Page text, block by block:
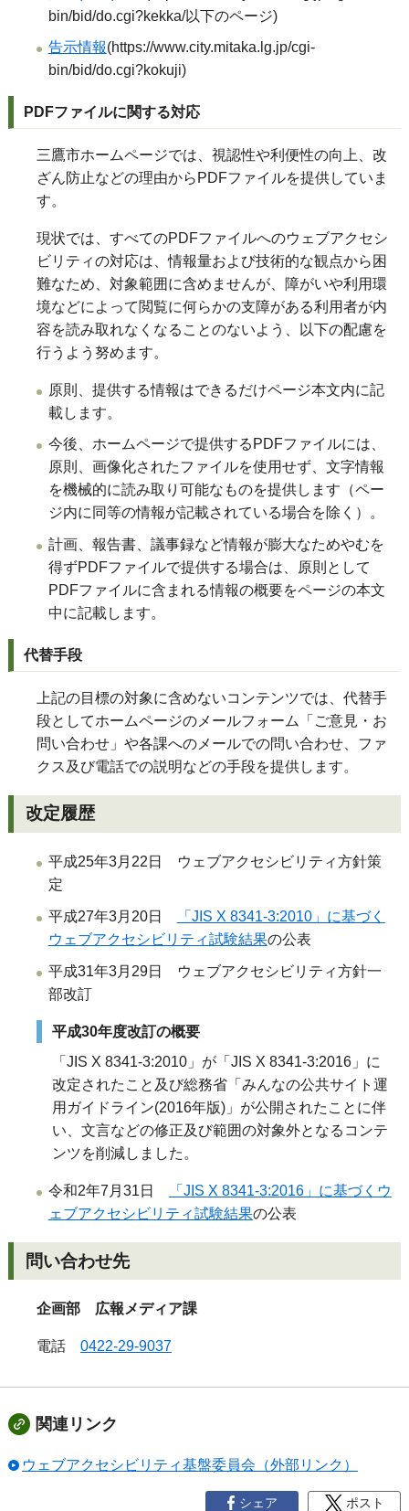
bin/bid/do.cgi?kekka/以下のページ)
告示情報(https://www.city.mitaka.lg.jp/cgi-
bin/bid/do.cgi?kokuji)
PDFファイルに関する対応
三鷹市ホームページでは、視認性や利便性の向上、改
ざん防止などの理由からPDFファイルを提供していま
す。
現状では、すべてのPDFファイルへのウェブアクセシ
ビリティの対応は、情報量および技術的な観点から困
難なため、対象範囲に含めませんが、障がいや利用環
境などによって閲覧に何らかの支障がある利用者が内
容を読み取れなくなることのないよう、以下の配慮を
行うよう努めます。
原則、提供する情報はできるだけページ本文内に記
載します。
今後、ホームページで提供するPDFファイルには、
原則、画像化されたファイルを使用せず、文字情報
を機械的に読み取り可能なものを提供します（ペー
ジ内に同等の情報が記載されている場合を除く）。
計画、報告書、議事録など情報が膨大なためやむを
得ずPDFファイルで提供する場合は、原則として
PDFファイルに含まれる情報の概要をページの本文
中に記載します。
代替手段
上記の目標の対象に含めないコンテンツでは、代替手
段としてホームページのメールフォーム「ご意見・お
問い合わせ」や各課へのメールでの問い合わせ、ファ
クス及び電話での説明などの手段を提供します。
改定履歴
平成25年3月 22 日 ウェブアクセシビリティ方針策
定
平成27年3月20日
「JIS X 8341-3:2010」に基づく
ウェブアクセシビリティ試験結果の公表
平成31年3月29日 ウェブアクセシビリティ方針一
部改訂
平成30年度改訂の概要
「JIS X 8341-3:2010」が「JIS X 8341-3:2016」に
改定されたこと及び総務省「みんなの公共サイト運
用ガイドライン(2016年版)」が公開されたことに伴
い、文言などの修正及び範囲の対象外となるコンテ
ンツを削減しました。
令和2年7月31日
「JIS X 8341-3:2016」に基づくウ
ェブアクセシビリティ試験結果の公表
問い合わせ先
企画部 広報メディア課
電話 0422-29-9037
関連リンク
ウェブアクセシビリティ基盤委員会（外部リンク）
シェア ポスト